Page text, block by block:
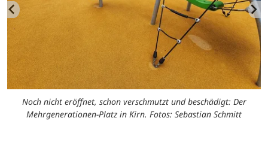
Noch nicht eröffnet, schon verschmutzt und beschädigt: Der
Mehrgenerationen-Platz in Kirn. Fotos: Sebastian Schmitt